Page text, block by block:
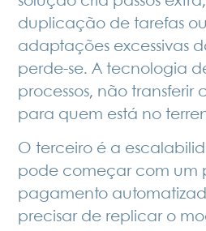
duplicação de tarefas
adaptações excessivas
perde-se. A tecnologia
processos, não transferir
para quem está no
O terceiro é a
pode começar com um
pagamento
precisar de replicar o